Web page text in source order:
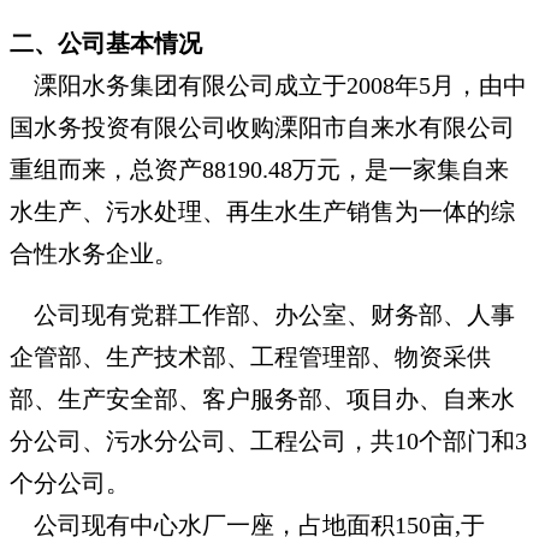
二、公司基本情况
溧阳水务集团有限公司成立于2008年5月，由中
国水务投资有限公司收购溧阳市自来水有限公司
重组而来，总资产88190.48万元，是一家集自来
水生产、污水处理、再生水生产销售为一体的综
合性水务企业。
公司现有党群工作部、办公室、财务部、人事
企管部、生产技术部、工程管理部、物资采供
部、生产安全部、客户服务部、项目办、自来水
分公司、污水分公司、工程公司，共10个部门和3
个分公司。
公司现有中心水厂一座，占地面积150亩,于